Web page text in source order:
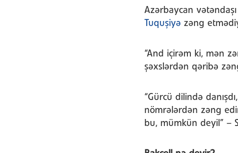
Azərbaycan
Tuquşiyə zəng
“And içirəm ki, mən
şəxslərdən qəribə
“Gürcü dilində
nömrələrdən zəng
bu, mümkün deyil” –